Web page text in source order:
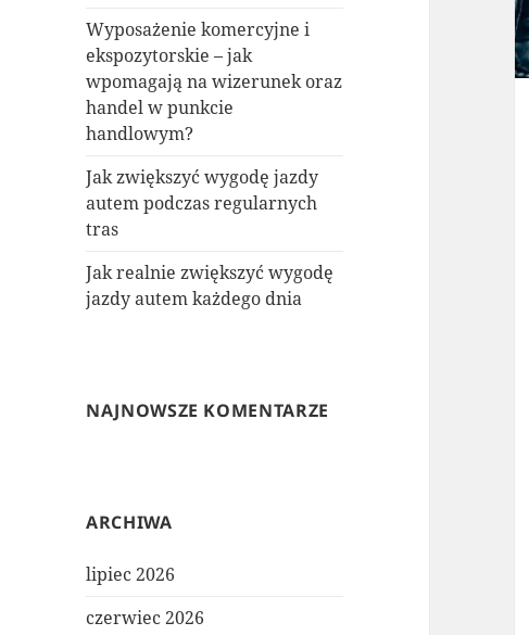
Wyposażenie komercyjne i
ekspozytorskie – jak
wpomagają na wizerunek oraz
handel w punkcie
handlowym?
Jak zwiększyć wygodę jazdy
autem podczas regularnych
tras
Jak realnie zwiększyć wygodę
jazdy autem każdego dnia
NAJNOWSZE KOMENTARZE
ARCHIWA
lipiec 2026
czerwiec 2026